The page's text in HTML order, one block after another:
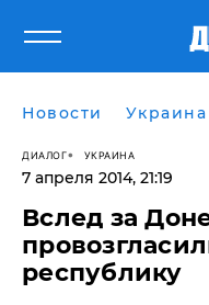
Новости Украина
ДИАЛОГ УКРАИНА
7 апреля 2014, 21:19
Вслед за
республику